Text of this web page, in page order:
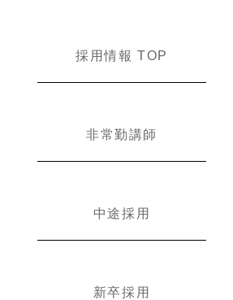
採用情報 TOP
非常勤講師
中途採用
新卒採用